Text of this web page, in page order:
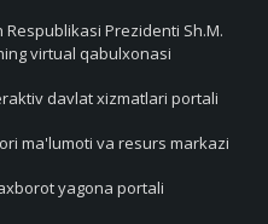
Respublikasi Prezidenti Sh.M.
virtual qabulxonasi
davlat xizmatlari portali
ma'lumoti va resurs markazi
yagona portali